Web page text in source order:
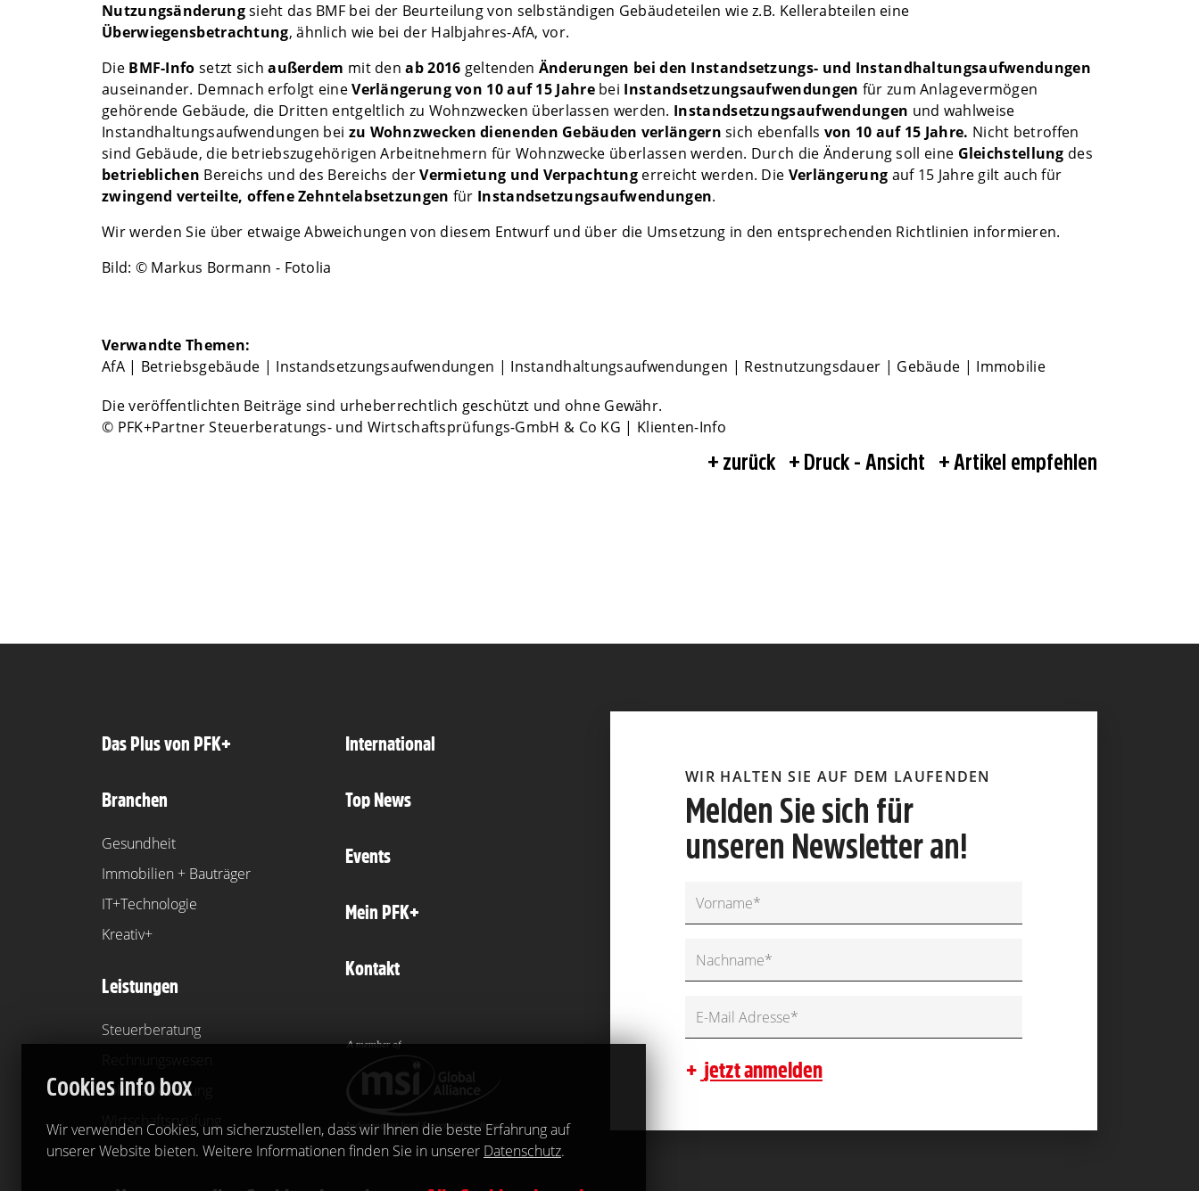
Nutzungsänderungsieht das BMF bei der Beurteilung von selbständigen Gebäudeteilen wie z.B. Kellerabteilen eine
Überwiegensbetrachtung, ähnlich wie bei der Halbjahres-AfA, vor.
Die BMF-Info setzt sichaußerdem mit denab 2016 geltenden Änderungen bei den Instandsetzungs- und Instandhaltungsaufwendungen
auseinander. Demnach erfolgt eineVerlängerung von 10 auf 15 Jahrebei Instandsetzungsaufwendungen für zum Anlagevermögen
gehörende Gebäude, die Dritten entgeltlich zu Wohnzwecken überlassen werden. Instandsetzungsaufwendungen und wahlweise
Instandhaltungsaufwendungen bei zu Wohnzwecken dienenden Gebäuden verlängern sich ebenfalls von 10 auf 15 Jahre. Nicht betroffen
sind Gebäude, die betriebszugehörigen Arbeitnehmern für Wohnzwecke überlassen werden. Durch die Änderung soll eine Gleichstellung des
betrieblichen Bereichs und des Bereichs derVermietung und Verpachtung erreicht werden. Die Verlängerung auf 15 Jahre gilt auch für
zwingend verteilte, offene Zehntelabsetzungen für Instandsetzungsaufwendungen.
Wir werden Sie über etwaige Abweichungen von diesem Entwurf und über die Umsetzung in den entsprechenden Richtlinien informieren.
Bild: © Markus Bormann - Fotolia
Verwandte Themen:
AfA| Betriebsgebäude | Instandsetzungsaufwendungen | Instandhaltungsaufwendungen | Restnutzungsdauer | Gebäude | Immobilie
Die veröffentlichten Beiträge sind urheberrechtlich geschützt und ohne Gewähr.
© PFK+Partner Steuerberatungs- und Wirtschaftsprüfungs-GmbH & Co KG | Klienten-Info
zurück Druck - Ansicht Artikel empfehlen
Das Plus von PFK+
Branchen
Gesundheit
Immobilien + Bauträger
IT+Technologie
Kreativ+
Leistungen
Steuerberatung
Lohnverrechnung
Wirtschaftsprüfung
International
Top News
Events
Mein PFK+
Kontakt
WIR HALTEN SIE AUF DEM LAUFENDEN
Melden Sie sich für
unseren Newsletter an!
jetzt anmelden
Cookies info box
Wir verwenden Cookies, um sicherzustellen, dass wir Ihnen die beste Erfahrung auf
unserer Website bieten. Weitere Informationen finden Sie in unserer Datenschutz.